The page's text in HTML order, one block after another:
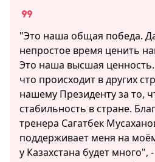
"Это наша общая победа.
непростое время ценить
Это наша высшая
что происходит в других
нашему Президенту за то,
стабильность в стране.
тренера Сагатбек
поддерживает меня на
у Казахстана будет много",